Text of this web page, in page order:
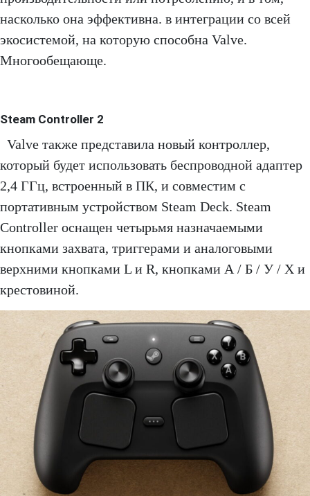
насколько она эффективна. в интеграции со всей
экосистемой, на которую способна Valve.
Многообещающе.
Steam Controller 2
Valve также представила новый контроллер,
который будет использовать беспроводной адаптер
2,4 ГГц, встроенный в ПК, и совместим с
портативным устройством Steam Deck. Steam
Controller оснащен четырьмя назначаемыми
кнопками захвата, триггерами и аналоговыми
верхними кнопками L и R, кнопками А / Б / У / Х и
крестовиной.